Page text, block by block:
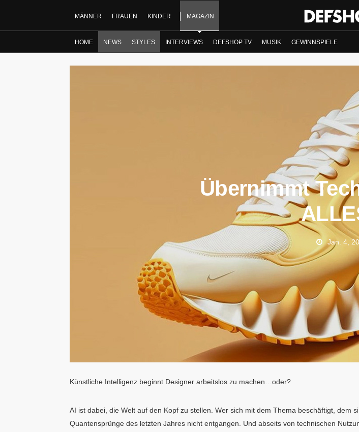
MÄNNER FRAUEN KINDER MAGAZIN
HOME NEWS STYLES INTERVIEWS DEFSHOP TV MUSIK GEWINNSPIELE
Übernimmt
Jan. 4,
Künstliche Intelligenz beginnt Designer arbeitslos zu machen…oder?
AI ist dabei, die Welt auf den Kopf zu stellen. Wer sich mit dem Thema beschäftigt, dem
Quantensprünge des letzten Jahres nicht entgangen. Und abseits von technischen